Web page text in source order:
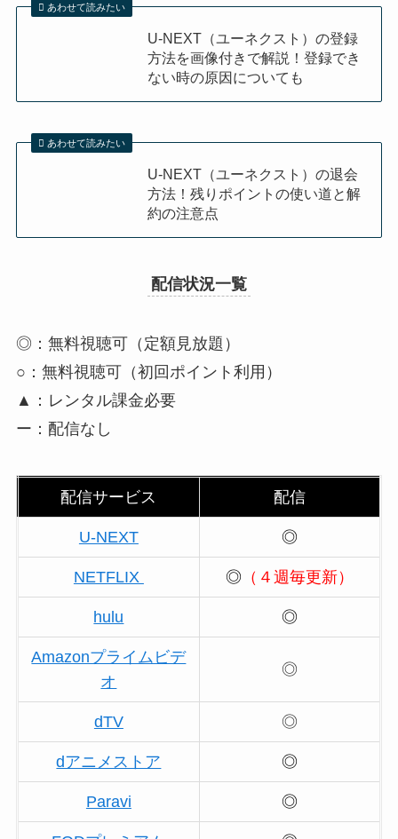
あわせて読みたい
U-NEXT（ユーネクスト）の登録
方法を画像付きで解説！登録でき
ない時の原因についても
あわせて読みたい
U-NEXT（ユーネクスト）の退会
方法！残りポイントの使い道と解
約の注意点
配信状況一覧
◎：無料視聴可（定額見放題）
○：無料視聴可（初回ポイント利用）
▲：レンタル課金必要
ー：配信なし
配信サービス 配信
U-NEXT ◎
NETFLIX ◎ （４週毎更新）
hulu ◎
Amazonプライムビデ
オ
◎
dTV ◎
dアニメストア ◎
Paravi ◎